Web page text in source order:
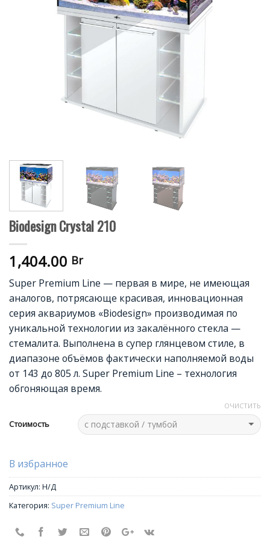
Biodesign Crystal 210
1,404.00 Br
Super Premium Line — первая в мире, не имеющая
аналогов, потрясающе красивая, инновационная
серия аквариумов «Biodesign» производимая по
уникальной технологии из закалённого стекла —
стемалита. Выполнена в супер глянцевом стиле, в
диапазоне объёмов фактически наполняемой воды
от 143 до 805 л. Super Premium Line – технология
обгоняющая время.
Стоимость
ОЧИСТИТЬ
В избранное
Артикул: Н/Д
Категория: Super Premium Line